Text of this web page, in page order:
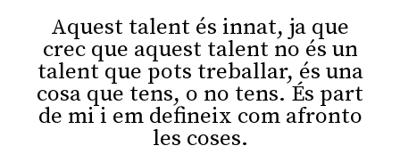
Aquest talent és innat, ja que
crec que aquest talent no és un
talent que pots treballar, és una
cosa que tens, o no tens. És part
de mi i em defineix com afronto
les coses.